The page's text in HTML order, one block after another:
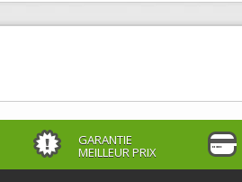
GARANTIE
MEILLEUR PRIX